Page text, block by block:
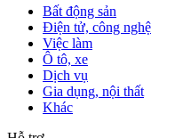
Bất động sản
Điện tử, công nghệ
Việc làm
Ô tô, xe
Dịch vụ
Gia dụng, nội thất
Khác